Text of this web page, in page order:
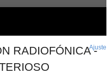
RADIOFÓNICA -Ajuste